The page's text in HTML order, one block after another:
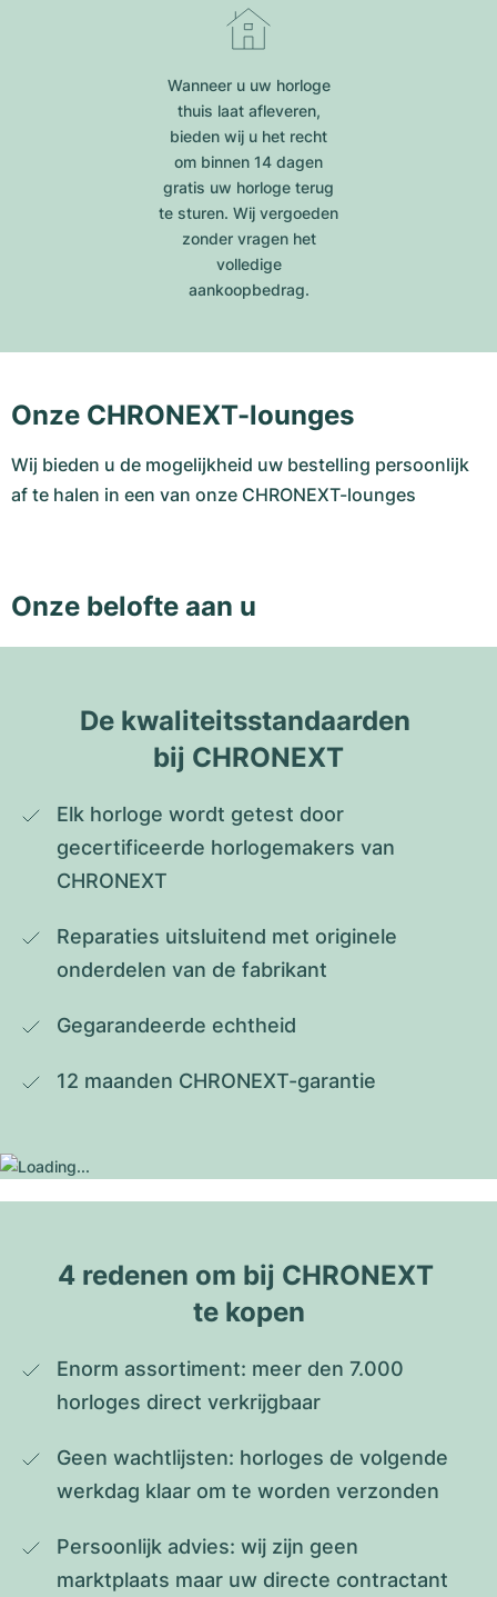
Wanneer u uw horloge
thuis laat afleveren,
bieden wij u het recht
om binnen 14 dagen
gratis uw horloge terug
te sturen. Wij vergoeden
zonder vragen het
volledige
aankoopbedrag.
Onze CHRONEXT-lounges
Wij bieden u de mogelijkheid uw bestelling persoonlijk
af te halen in een van onze CHRONEXT-lounges
Onze belofte aan u
De kwaliteitsstandaarden
bij CHRONEXT
Elk horloge wordt getest door
gecertificeerde horlogemakers van
CHRONEXT
Reparaties uitsluitend met originele
onderdelen van de fabrikant
Gegarandeerde echtheid
12 maanden CHRONEXT-garantie
4 redenen om bij CHRONEXT
te kopen
Enorm assortiment: meer den 7.000
horloges direct verkrijgbaar
Geen wachtlijsten: horloges de volgende
werkdag klaar om te worden verzonden
Persoonlijk advies: wij zijn geen
marktplaats maar uw directe contractant